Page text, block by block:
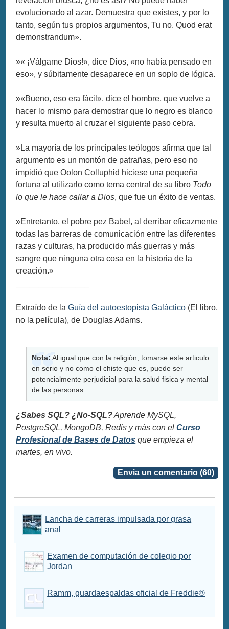
evolucionado al azar. Demuestra que existes, y por lo
tanto, según tus propios argumentos, Tu no. Quod erat
demonstrandum».
»« ¡Válgame Dios!», dice Dios, «no había pensado en
eso», y súbitamente desaparece en un soplo de lógica.
»«Bueno, eso era fácil», dice el hombre, que vuelve a
hacer lo mismo para demostrar que lo negro es blanco
y resulta muerto al cruzar el siguiente paso cebra.
»La mayoría de los principales teólogos afirma que tal
argumento es un montón de patrañas, pero eso no
impidió que Oolon Colluphid hiciese una pequeña
fortuna al utilizarlo como tema central de su libro Todo
lo que le hace callar a Dios, que fue un éxito de ventas.
»Entretanto, el pobre pez Babel, al derribar eficazmente
todas las barreras de comunicación entre las diferentes
razas y culturas, ha producido más guerras y más
sangre que ninguna otra cosa en la historia de la
creación.»
Extraído de laGuía del autoestopista Galáctico (El libro,
no la película), de Douglas Adams.
Nota: Al igual que con la religión, tomarse este articulo
en serio y no como el chiste que es, puede ser
potencialmente perjudicial para la salud fisica y mental
de las personas.
¿Sabes SQL? ¿No-SQL?Aprende MySQL,
PostgreSQL, MongoDB, Redis y más con elCurso
Profesional de Bases de Datos que empieza el
martes, en vivo.
Envia un comentario (60)
Lancha de carreras impulsada por grasa
anal
Examen de computación de colegio por
Jordan
Ramm, guardaespaldas oficial de Freddie®